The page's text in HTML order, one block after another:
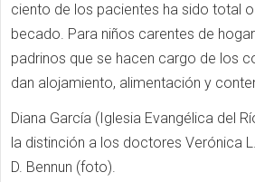
ciento de los pacientes ha sido total
becado. Para niños carentes de
padrinos que se hacen cargo de los
dan alojamiento, alimentación y
Diana García (Iglesia Evangélica del
la distinción a los doctores Verónica
D. Bennun (foto).